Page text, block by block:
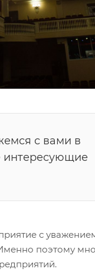
с вами в
интересующие
с
поэтому